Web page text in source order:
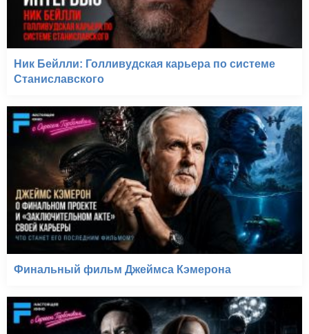
Ник Бейлли: Голливудская карьера по системе
Станиславского
Финальный фильм Джеймса Кэмерона